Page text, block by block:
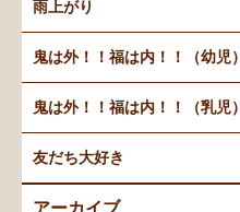
雨上がり
鬼は外！！福は内！！（幼児）
鬼は外！！福は内！！（乳児）
友だち大好き
アーカイブ